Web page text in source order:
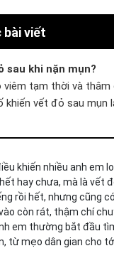
bài viết
sau khi nặn mụn?
viêm tạm thời và thâm
khiến vết đỏ sau mụn
khi nặn mụn để vết
sau khi lấy nhân mụn
em tuyệt đối không
sau 1 đêm – hiểu
đi
thể làm hết đỏ hoàn
khi xử lý vết đỏ sau
khiến nhiều anh em
hay chưa, mà là vết
rồi hết, nhưng cũng
còn rát, thậm chí
em thường bắt đầu
từ mẹo dân gian cho